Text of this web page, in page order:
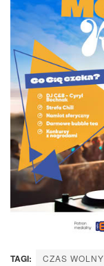
TAGI: CZAS WOLNY